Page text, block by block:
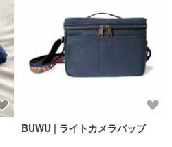
BUWU | ライトカメラバッブ